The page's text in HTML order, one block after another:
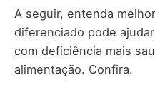
A seguir, entenda
diferenciado pode
com deficiência mais
alimentação. Confira.